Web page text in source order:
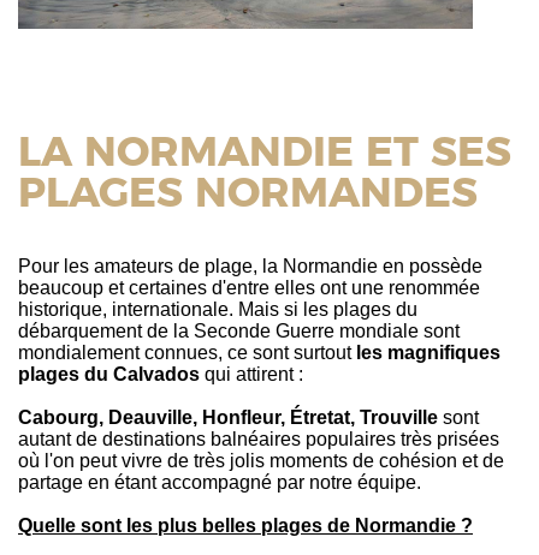
LA NORMANDIE ET SES
PLAGES NORMANDES
Pour les amateurs de plage, la Normandie en possède
beaucoup et certaines d'entre elles ont une renommée
historique, internationale. Mais si les plages du
débarquement de la Seconde Guerre mondiale sont
mondialement connues, ce sont surtout les magnifiques
plages du Calvados qui attirent :
Cabourg, Deauville, Honfleur, Étretat, Trouville sont
autant de destinations balnéaires populaires très prisées
où l'on peut vivre de très jolis moments de cohésion et de
partage en étant accompagné par notre équipe.
Quelle sont les plus belles plages de Normandie ?